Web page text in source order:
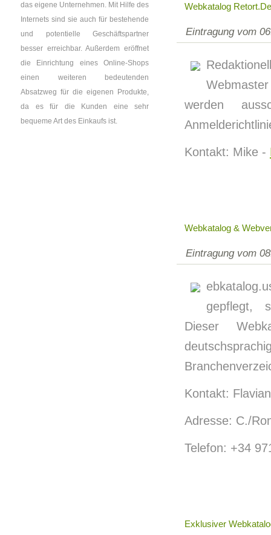
Webkatalog Retort.de
Eintragung vom
werden
Kontakt: Mike -
Webkatalog &
Eintragung vom
gepflegt,
Dieser
Kontakt:
Adresse: C./
Telefon: +34
Exklusiver
das eigene Unternehmen. Mit Hilfe des
Internets sind sie auch für bestehende
und potentielle Geschäftspartner
besser erreichbar. Außerdem eröffnet
die Einrichtung eines Online-Shops
einen weiteren bedeutenden
Absatzweg für die eigenen Produkte,
da es für die Kunden eine sehr
bequeme Art des Einkaufs ist.